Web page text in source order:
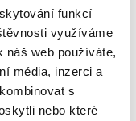
funkcí
využíváme
náš web používáte,
média, inzerci a
s
nebo které
1982
1981
1977
1969